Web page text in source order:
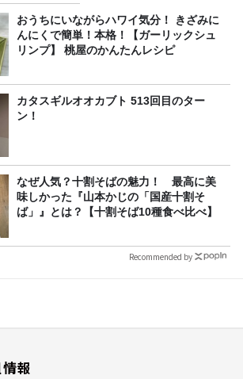
おうちにいながらハワイ気分！ きざみに
んにくで簡単！本格！【ガーリックシュ
リンプ】 桃屋のかんたんレシピ
カタスギルオオカブト 513回目のター
ン！
なぜ人気？十割そばの魅力！ 最高に美
味しかった『山本かじの「国産十割そ
ば」』とは？【十割そば10種食べ比べ】
Recommended by
報